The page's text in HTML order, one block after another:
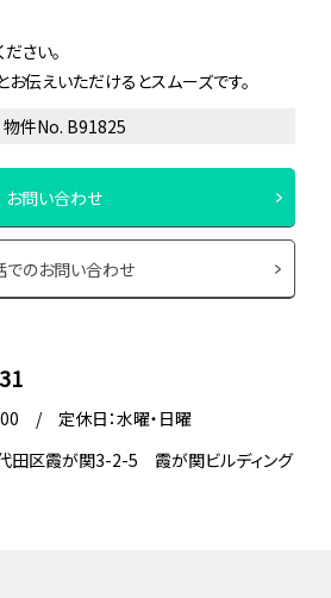
さい。
お伝えいただけるとスムーズです。
物件No. B91825
お問い合わせ
でのお問い合わせ
/ 定休日：水曜・日曜
田区霞が関3-2-5 霞が関ビルディング